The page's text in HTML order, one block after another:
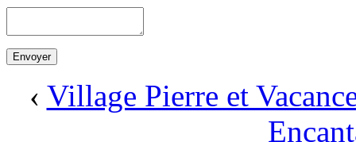
‹ Village Pierre et